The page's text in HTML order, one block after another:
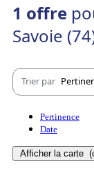
1 offre
Savoie
Trier par
Pertinence
Date
Afficher la carte